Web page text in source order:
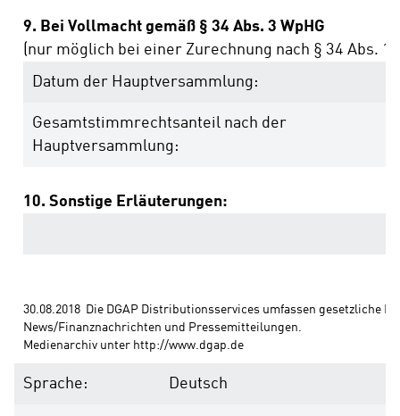
9. Bei Vollmacht gemäß § 34 Abs. 3 WpHG
(nur möglich bei einer Zurechnung nach § 34 Abs. 1
Datum der Hauptversammlung:
Gesamtstimmrechtsanteil nach der
Hauptversammlung:
10. Sonstige Erläuterungen:
30.08.2018  Die DGAP Distributionsservices umfassen gesetzliche
News/Finanznachrichten und Pressemitteilungen.
Medienarchiv unter http://www.dgap.de
Sprache: Deutsch